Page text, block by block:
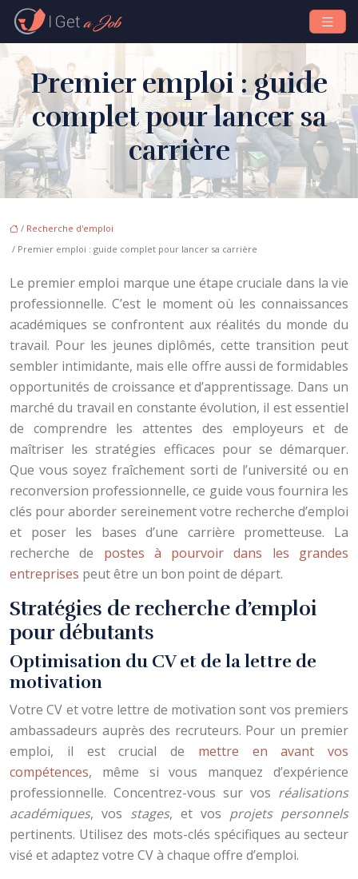
Premier emploi : guide
complet pour lancer sa
carrière
/ Recherche d'emploi
/ Premier emploi : guide complet pour lancer sa carrière
Le premier emploi marque une étape cruciale dans la vie
professionnelle. C’est le moment où les connaissances
académiques se confrontent aux réalités du monde du
travail. Pour les jeunes diplômés, cette transition peut
sembler intimidante, mais elle offre aussi de formidables
opportunités de croissance et d’apprentissage. Dans un
marché du travail en constante évolution, il est essentiel
de comprendre les attentes des employeurs et de
maîtriser les stratégies efficaces pour se démarquer.
Que vous soyez fraîchement sorti de l’université ou en
reconversion professionnelle, ce guide vous fournira les
clés pour aborder sereinement votre recherche d’emploi
et poser les bases d’une carrière prometteuse. La
recherche de postes à pourvoir dans les grandes
entreprises peut être un bon point de départ.
Stratégies de recherche d’emploi
pour débutants
Optimisation du CV et de la lettre de
motivation
Votre CV et votre lettre de motivation sont vos premiers
ambassadeurs auprès des recruteurs. Pour un premier
emploi, il est crucial de mettre en avant vos
compétences, même si vous manquez d’expérience
professionnelle. Concentrez-vous sur vos réalisations
académiques, vos stages, et vos projets personnels
pertinents. Utilisez des mots-clés spécifiques au secteur
visé et adaptez votre CV à chaque offre d’emploi.